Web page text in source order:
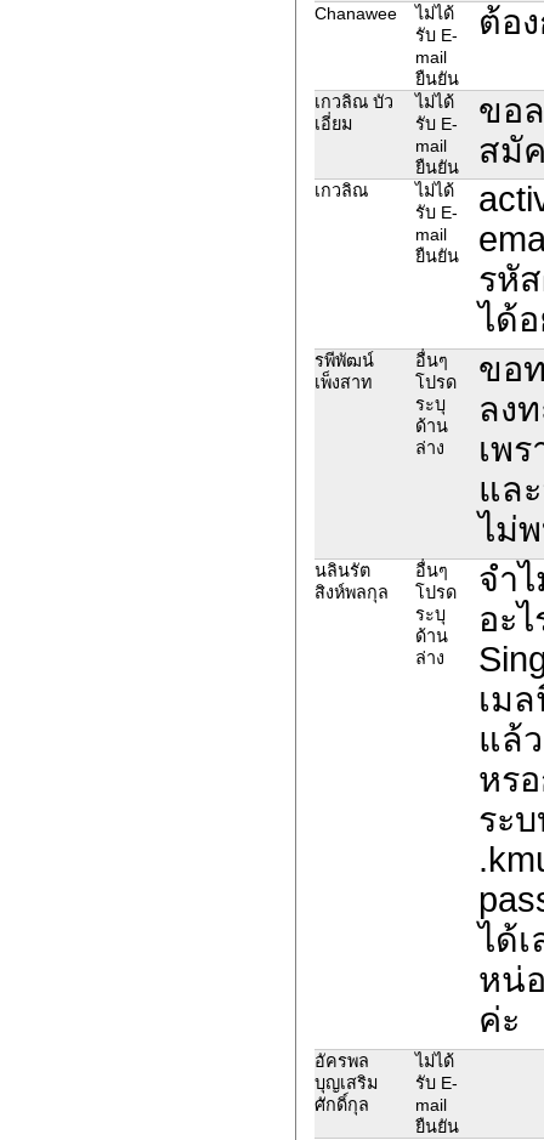
Chanawee
ไม่ได้
รับ E-
mail
ยืนยัน
ต้อ
เกวลิณ บัว
เอี่ยม
ไม่ได้
รับ E-
mail
ยืนยัน
ขอ
สมั
เกวลิณ
ไม่ได้
รับ E-
mail
ยืนยัน
รหั
ได้
รพีพัฒน์
เพ็งสาท
อื่นๆ
โปรด
ระบุ
ด้าน
ล่าง
ขอ
ลง
เพ
แล
ไม่
นลินรัต
สิงห์พลกุล
อื่นๆ
โปรด
ระบุ
ด้าน
ล่าง
จำ
อะ
เม
แล้
หร
ระ
ได้
หน่
ค่ะ
อัครพล
บุญเสริม
ศักดิ์กุล
ไม่ได้
รับ E-
mail
ยืนยัน